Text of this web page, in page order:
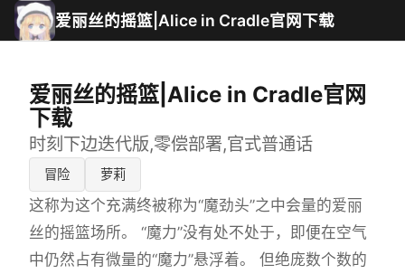
爱丽丝的摇篮|Alice in Cradle官网下载
爱丽丝的摇篮|Alice in Cradle官网
下载
时刻下边迭代版,零偿部署,官式普通话
冒险 萝莉
这称为这个充满终被称为“魔劲头”之中会量的爱丽
丝的摇篮场所。 “魔力”没有处不处于，即便在空气
中仍然占有微量的“魔力”悬浮着。 但绝庞数个数的